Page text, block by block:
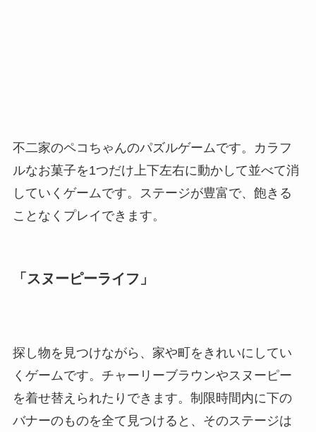
不二家のペコちゃんのパズルゲームです。カラフ
ルなお菓子を1つだけ上下左右に動かして並べて消
していくゲームです。ステージが豊富で、飽きる
ことなくプレイできます。
「スヌーピーライフ」
探し物を見つけながら、家や町をきれいにしてい
くゲームです。チャーリーブラウンやスヌーピー
を着せ替えられたりできます。制限時間内に下の
バナーのものを全て見つけると、そのステージは